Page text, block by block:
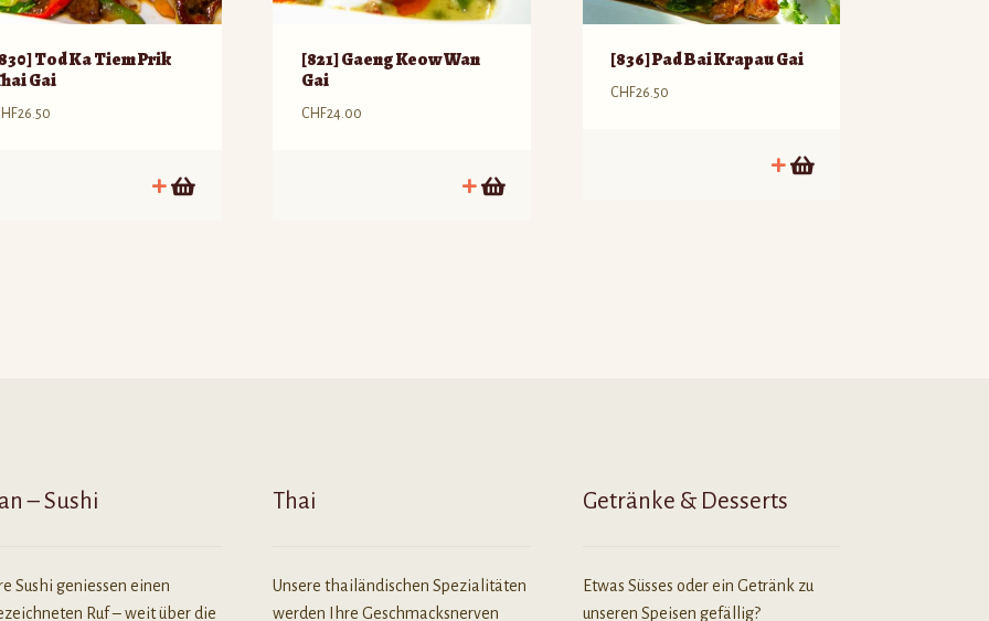
Tod Ka Tiem Prik
Gai
26.50
[821] Gaeng Keow Wan
Gai
CHF24.00
[836] Pad Bai Krapau Gai
CHF26.50
– Sushi
Sushi geniessen einen
Ruf – weit über die
Thai
Unsere thailändischen Spezialitäten
werden Ihre Geschmacksnerven
Getränke & Desserts
Etwas Süsses oder ein Getränk zu
unseren Speisen gefällig?